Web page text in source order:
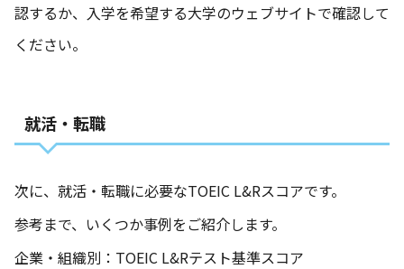
認するか、入学を希望する大学のウェブサイトで確認して
ください。
就活・転職
次に、就活・転職に必要なTOEIC L&Rスコアです。
参考まで、いくつか事例をご紹介します。
企業・組織別：TOEIC L&Rテスト基準スコア